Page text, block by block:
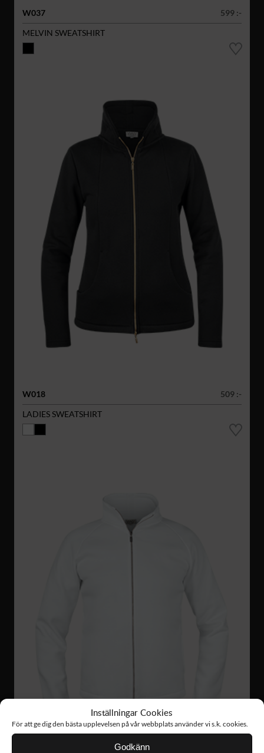
Inställningar Cookies
För att ge dig den bästa upplevelsen på vår webbplats använder vi s.k. cookies.
Godkänn
W037
599 :-
MELVIN SWEATSHIRT
W018
509 :-
LADIES SWEATSHIRT